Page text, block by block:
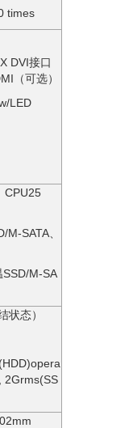
times
DVI接⼝
（可选）
LED
CPU25
SATA、
M-SA
状态）